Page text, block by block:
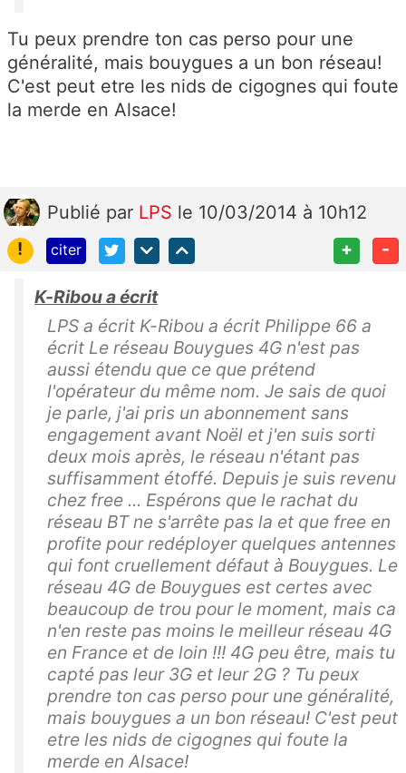
Tu peux prendre ton cas perso pour une
généralité, mais bouygues a un bon réseau!
C'est peut etre les nids de cigognes qui foute
la merde en Alsace!
Publié par LPS le 10/03/2014 à 10h12
!
citer + -
K-Ribou a écrit
LPS a écrit K-Ribou a écrit Philippe 66 a
écrit Le réseau Bouygues 4G n'est pas
aussi étendu que ce que prétend
l'opérateur du même nom. Je sais de quoi
je parle, j'ai pris un abonnement sans
engagement avant Noël et j'en suis sorti
deux mois après, le réseau n'étant pas
suffisamment étoffé. Depuis je suis revenu
chez free ... Espérons que le rachat du
réseau BT ne s'arrête pas la et que free en
profite pour redéployer quelques antennes
qui font cruellement défaut à Bouygues. Le
réseau 4G de Bouygues est certes avec
beaucoup de trou pour le moment, mais ca
n'en reste pas moins le meilleur réseau 4G
en France et de loin !!! 4G peu être, mais tu
capté pas leur 3G et leur 2G ? Tu peux
prendre ton cas perso pour une généralité,
mais bouygues a un bon réseau! C'est peut
etre les nids de cigognes qui foute la
merde en Alsace!